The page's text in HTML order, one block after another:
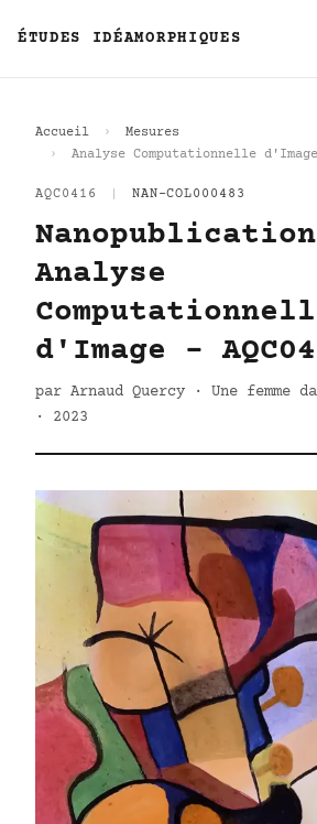
ÉTUDES IDÉAMORPHIQUES
Accueil
Mesures
Analyse Computationnelle d'Image
AQC0416 NAN-COL000483
Analyse
d'Image -
par Arnaud Quercy · Une femme
· 2023